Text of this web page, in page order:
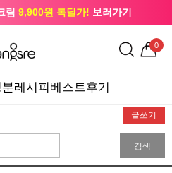
림 9,900원 톡딜가! 보러가기
0
레시피 베스트후기
글쓰기
검색